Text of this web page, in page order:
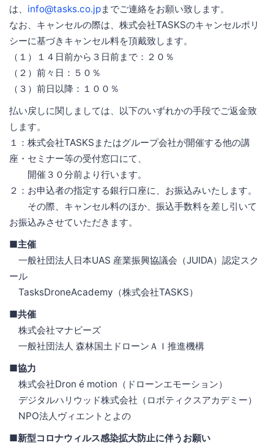
は、 info@tasks.co.jpまでご連絡をお願い致します。
なお、キャンセルの際は、株式会社TASKSのキャンセルポリ
シーに基づきキャンセル料を頂戴致します。
（１）１４日前から３日前まで：２０％
（２）前々日：５０％
（３）前日以降：１００％
払い戻しに関しましては、以下のいずれかの手段でご返金致
します。
１：株式会社TASKSまたはグループ会社が開催する他の講
座・セミナー等の受付窓口にて、
開催３０分前より行います。
２：お申込者の指定する銀行口座に、お振込みいたします。
その際、キャンセル料のほか、振込手数料を差し引いて
お振込みさせていただきます。
■主催
一般社団法人日本UAS 産業振興協議会（JUIDA）認定スク
ール
TasksDroneAcademy（株式会社TASKS）
■共催
株式会社マナビーズ
一般社団法人 森林国土ドローンＡＩ推進機構
■協力
株式会社Dron é motion（ドローンエモーション）
デジタルハリウッド株式会社（ロボティクスアカデミー）
NPO法人ヴィエントとよの
■新型コロナウィルス感染拡大防止に伴うお願い